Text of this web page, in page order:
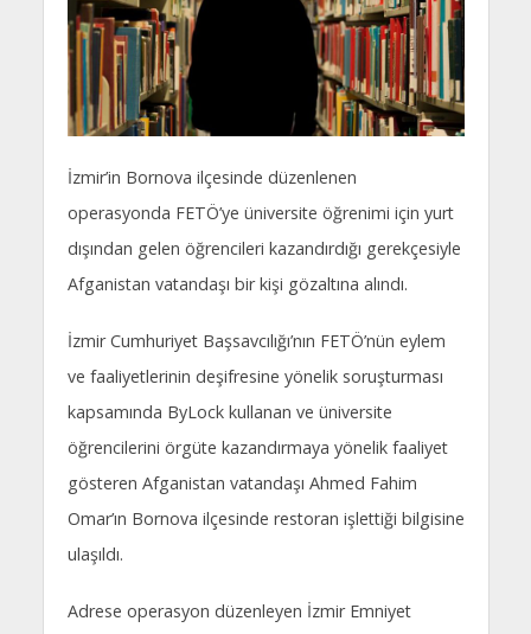
İzmir’in Bornova ilçesinde düzenlenen
operasyonda FETÖ’ye üniversite öğrenimi için yurt
dışından gelen öğrencileri kazandırdığı gerekçesiyle
Afganistan vatandaşı bir kişi gözaltına alındı.
İzmir Cumhuriyet Başsavcılığı’nın FETÖ’nün eylem
ve faaliyetlerinin deşifresine yönelik soruşturması
kapsamında ByLock kullanan ve üniversite
öğrencilerini örgüte kazandırmaya yönelik faaliyet
gösteren Afganistan vatandaşı Ahmed Fahim
Omar’ın Bornova ilçesinde restoran işlettiği bilgisine
ulaşıldı.
Adrese operasyon düzenleyen İzmir Emniyet